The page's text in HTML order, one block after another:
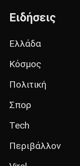
Ειδήσεις
Ελλάδα
Κόσμος
Πολιτική
Σπορ
Tech
Περιβάλλον